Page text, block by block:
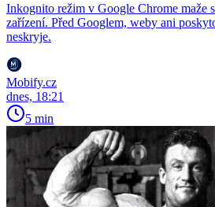
Inkognito režim v Google Chrome maže
zařízení. Před Googlem, weby ani
neskryje.
Mobify.cz
dnes, 18:21
5 min